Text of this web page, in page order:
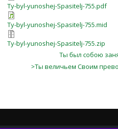
Ty-byl-yunoshej-Spasitelj-755.pdf
Ty-byl-yunoshej-Spasitelj-755.mid
Ty-byl-yunoshej-Spasitelj-755.zip
Ты был собою
>Ты величьем Своим